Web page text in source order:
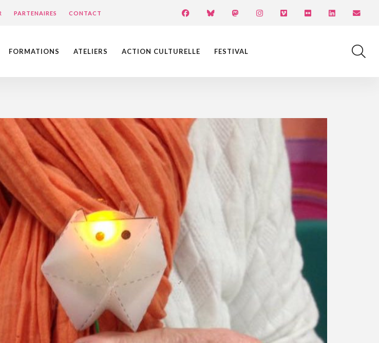
PARTENAIRES CONTACT
FORMATIONS ATELIERS ACTION CULTURELLE FESTIVAL